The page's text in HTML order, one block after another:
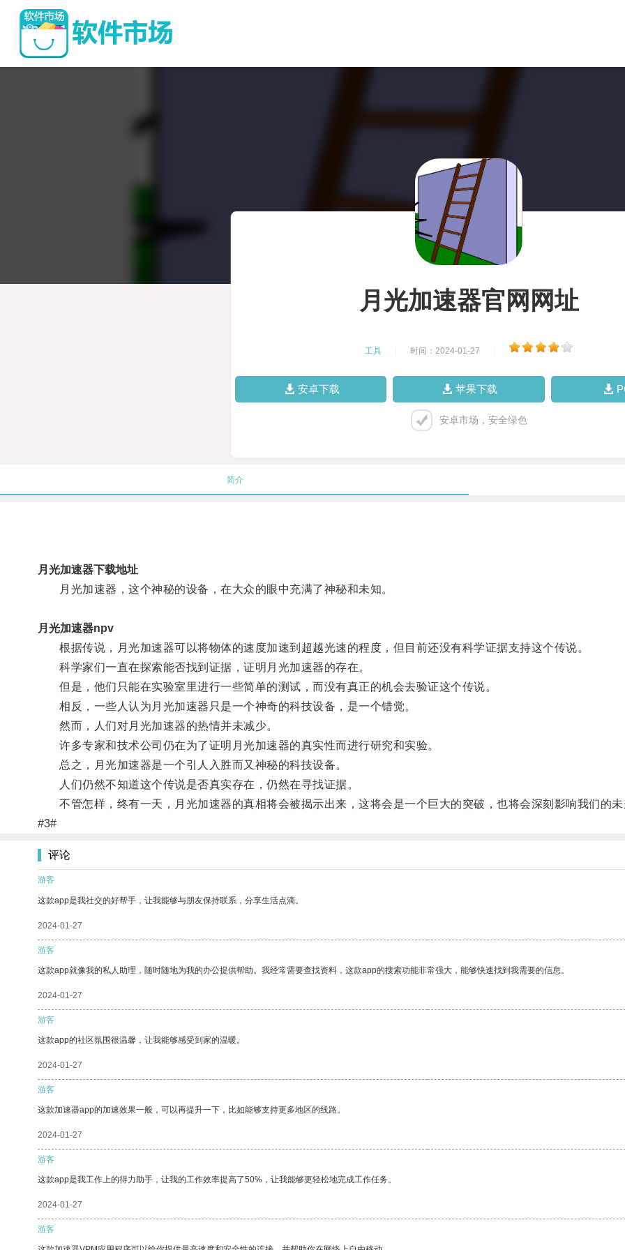
月光加速器官网网址
工具 时间：2024-01-27
安卓下载 苹果下载
安卓市场，安全绿色
简介
月光加速器下载地址
月光加速器，这个神秘的设备，在大众的眼中充满了神秘和未知。
月光加速器npv
根据传说，月光加速器可以将物体的速度加速到超越光速的程度，但目前还没有科学证据支持这个传说。
科学家们一直在探索能否找到证据，证明月光加速器的存在。
但是，他们只能在实验室里进行一些简单的测试，而没有真正的机会去验证这个传说。
相反，一些人认为月光加速器只是一个神奇的科技设备，是一个错觉。
然而，人们对月光加速器的热情并未减少。
许多专家和技术公司仍在为了证明月光加速器的真实性而进行研究和实验。
总之，月光加速器是一个引人入胜而又神秘的科技设备。
人们仍然不知道这个传说是否真实存在，仍然在寻找证据。
不管怎样，终有一天，月光加速器的真相将会被揭示出来，这将会是一个巨大的突破，也将会深刻影响我们的未
#3#
评论
游客
这款app是我社交的好帮手，让我能够与朋友保持联系，分享生活点滴。
2024-01-27
游客
这款app就像我的私人助理，随时随地为我的办公提供帮助。我经常需要查找资料，这款app的搜索功能非常强大，能够快速找到我需要的信息。
2024-01-27
游客
这款app的社区氛围很温馨，让我能够感受到家的温暖。
2024-01-27
游客
这款加速器app的加速效果一般，可以再提升一下，比如能够支持更多地区的线路。
2024-01-27
游客
这款app是我工作上的得力助手，让我的工作效率提高了50%，让我能够更轻松地完成工作任务。
2024-01-27
游客